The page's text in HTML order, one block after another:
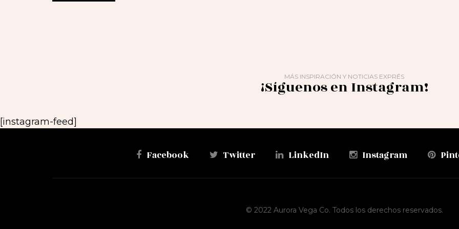
MÁS INSPIRACIÓN Y NOTICIAS EXPRÉS
¡Síguenos en Instagram!
[instagram-feed]
Facebook Twitter LinkedIn Instagram
© 2022 Aurora Vega Co. Todos los derechos reservados.